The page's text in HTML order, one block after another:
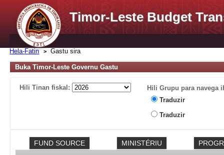
Timor-Leste Budget
Hela-Fatin Gastu sira
Buka Timor-Leste Governu Gastu
Hili Tinan fiskal:
Hili Grupu para navega
Traduzir
Traduzir